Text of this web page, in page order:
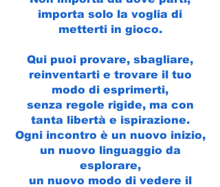
importa solo la voglia di
metterti in gioco.
Qui puoi provare, sbagliare,
reinventarti e trovare il tuo
modo di esprimerti,
senza regole rigide, ma con
tanta libertà e ispirazione.
Ogni incontro è un nuovo inizio,
un nuovo linguaggio da
esplorare,
un nuovo modo di vedere il